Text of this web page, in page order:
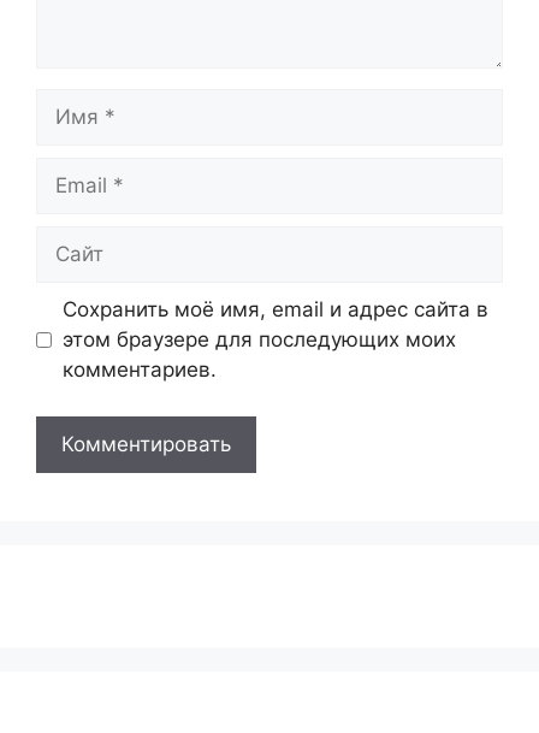
Имя
Email
Сайт
Сохранить моё имя, email и адрес сайта в
этом браузере для последующих моих
комментариев.